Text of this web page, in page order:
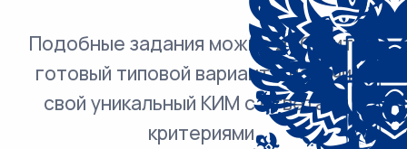
Подобные задания можно добавить в
готовый типовой вариант и получить
свой уникальный КИМ с ответами и
критериями.